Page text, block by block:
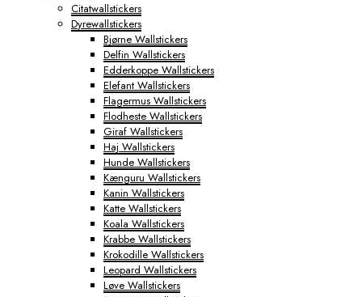
Citatwallstickers
Dyrewallstickers
Bjørne Wallstickers
Delfin Wallstickers
Edderkoppe Wallstickers
Elefant Wallstickers
Flagermus Wallstickers
Flodheste Wallstickers
Giraf Wallstickers
Haj Wallstickers
Hunde Wallstickers
Kænguru Wallstickers
Kanin Wallstickers
Katte Wallstickers
Koala Wallstickers
Krabbe Wallstickers
Krokodille Wallstickers
Leopard Wallstickers
Løve Wallstickers